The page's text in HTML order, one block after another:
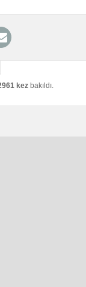
kez bakıldı.